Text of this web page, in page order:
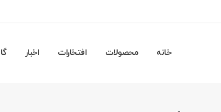
خانه محصولات افتخارات اخبار